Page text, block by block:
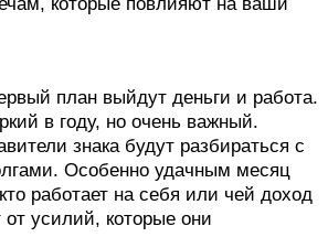
план выйдут деньги и работа.
в году, но очень важный.
знака будут разбираться с
Особенно удачным месяц
работает на себя или чей доход
усилий, которые они